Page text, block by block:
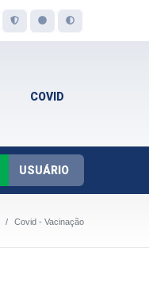
COVID
USUÁRIO
Covid - Vacinação